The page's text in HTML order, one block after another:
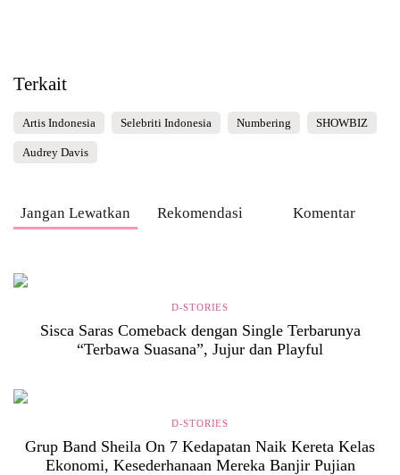
Terkait
Artis Indonesia Selebriti Indonesia Numbering SHOWBIZ
Audrey Davis
Jangan Lewatkan Rekomendasi Komentar
D-STORIES
Sisca Saras Comeback dengan Single Terbarunya
“Terbawa Suasana”, Jujur dan Playful
D-STORIES
Grup Band Sheila On 7 Kedapatan Naik Kereta Kelas
Ekonomi, Kesederhanaan Mereka Banjir Pujian